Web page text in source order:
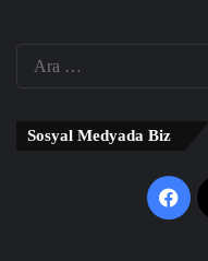
Sosyal Medyada Biz